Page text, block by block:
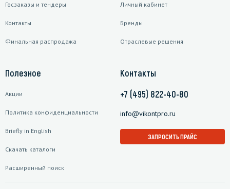
Госзаказы и тендеры
Контакты
Финальная распродажа
Личный кабинет
Бренды
Отраслевые решения
Полезное
Акции
Политика конфиденциальности
Briefly in English
Скачать каталоги
Расширенный поиск
Контакты
+7 (495) 822-40-80
info@vikontpro.ru
ЗАПРОСИТЬ ПРАЙС